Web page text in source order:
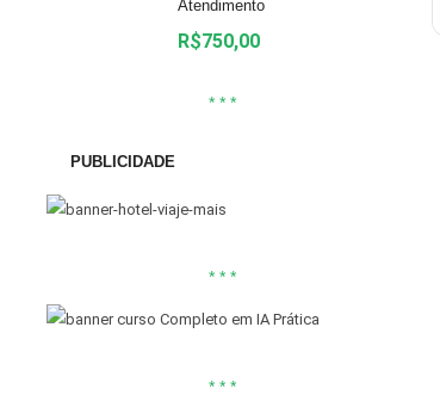
Atendimento
R$750,00
* * *
PUBLICIDADE
* * *
* * *